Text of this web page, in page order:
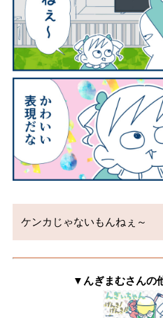
ケンカじゃないもんねぇ～
▼んぎまむさんの